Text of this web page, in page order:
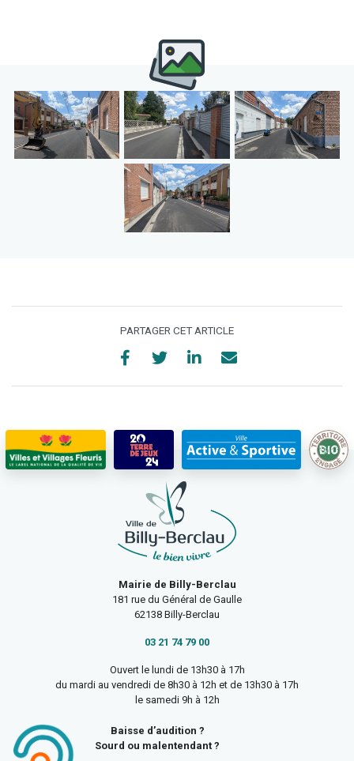
PARTAGER CET ARTICLE
Mairie de Billy-Berclau
181 rue du Général de Gaulle
62138 Billy-Berclau
03 21 74 79 00
Ouvert le lundi de 13h30 à 17h
du mardi au vendredi de 8h30 à 12h et de 13h30 à 17h
le samedi 9h à 12h
Baisse d’audition ?
Sourd ou malentendant ?